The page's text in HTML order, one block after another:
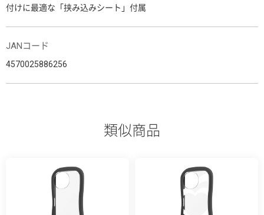
付けに最適な「挟み込みシート」付属
JANコード
4570025886256
類似商品